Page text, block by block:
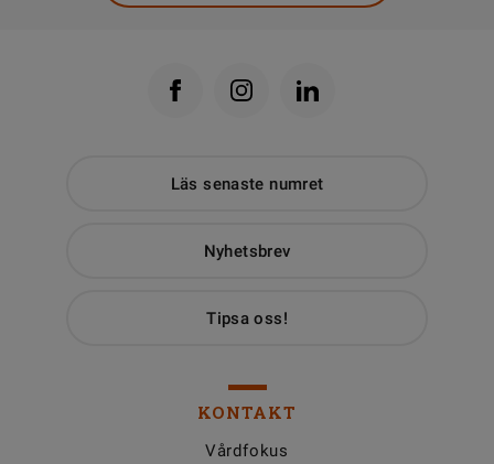
Läs senaste numret
Nyhetsbrev
Tipsa oss!
KONTAKT
Vårdfokus